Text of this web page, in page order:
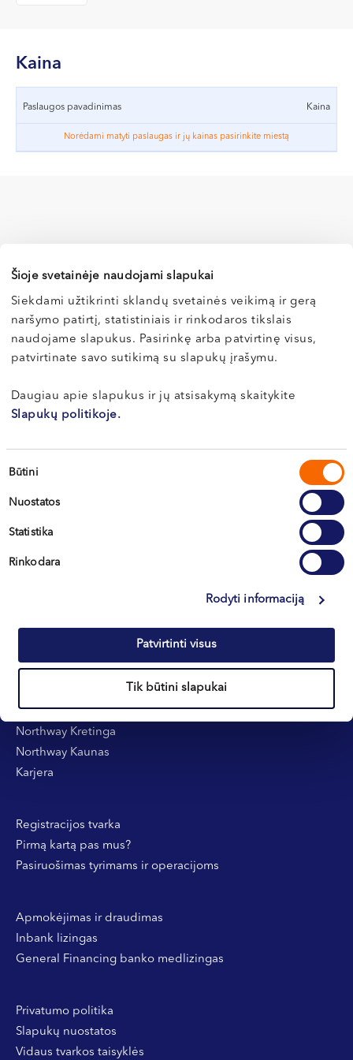
Šioje svetainėje naudojami slapukai
Siekdami užtikrinti sklandų svetainės veikimą ir gerą
naršymo patirtį, statistiniais ir rinkodaros tikslais
naudojame slapukus. Pasirinkę arba patvirtinę visus,
patvirtinate savo sutikimą su slapukų įrašymu.
Daugiau apie slapukus ir jų atsisakymą skaitykite
Slapukų politikoje.
Sutikimo
Būtini
Nuostatos
Statistika
Rinkodara
Rodyti informaciją
Patvirtinti visus
Tik būtini slapukai
VII --
I-V 08:00 - 20:00
VI, VII --
Naujoji Uosto g. 9
Darbo laikas:
I-V 08:00 - 20:00
VI, VII --
Kaina
Paslaugos pavadinimas Kaina
Norėdami matyti paslaugas ir jų kainas pasirinkite miestą
Vilnius
Kaunas
Kretinga
Kontaktai ir rekvizitai
Northway Klaipėda
Northway Kretinga
Northway Kaunas
Karjera
Registracijos tvarka
Pirmą kartą pas mus?
Pasiruošimas tyrimams ir operacijoms
Apmokėjimas ir draudimas
Inbank lizingas
General Financing banko medlizingas
Privatumo politika
Slapukų nuostatos
Vidaus tvarkos taisyklės